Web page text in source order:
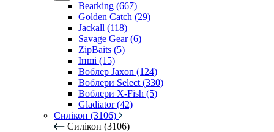
Bearking (667)
Golden Catch (29)
Jackall (118)
Savage Gear (6)
ZipBaits (5)
Інші (15)
Воблер Jaxon (124)
Воблери Select (330)
Воблери X-Fish (5)
Gladiator (42)
Силікон (3106)
Силікон (3106)